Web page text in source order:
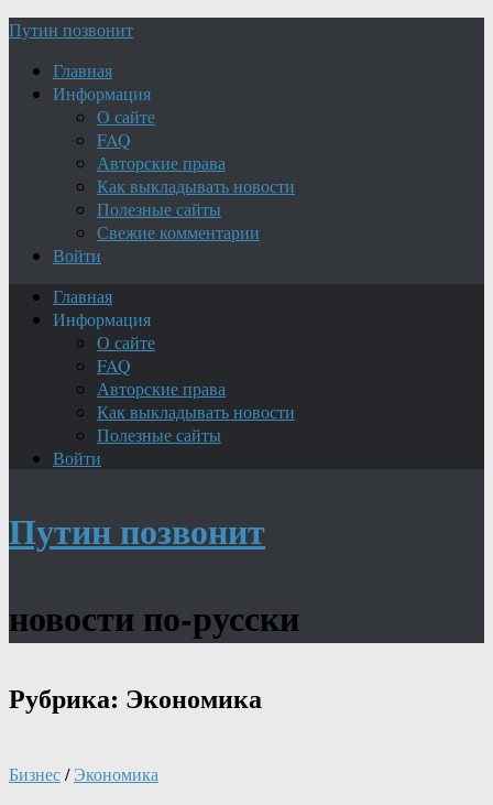
Путин позвонит
Главная
Информация
О сайте
FAQ
Авторские права
Как выкладывать новости
Полезные сайты
Свежие комментарии
Войти
Главная
Информация
О сайте
FAQ
Авторские права
Как выкладывать новости
Полезные сайты
Войти
Путин позвонит
новости по-русски
Рубрика: Экономика
Бизнес/Экономика